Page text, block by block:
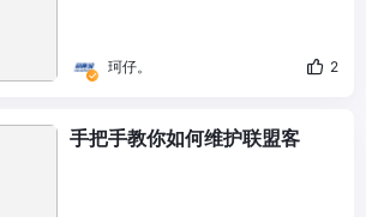
珂仔。 2
手把手教你如何维护联盟客